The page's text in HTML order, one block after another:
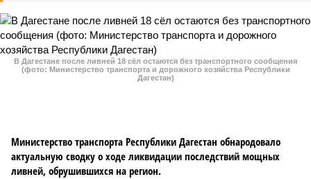
В Дагестане после ливней 18 сёл остаются без транспортного сообщения
(фото: Министерство транспорта и дорожного хозяйства Республики
Дагестан)
Министерство транспорта Республики Дагестан обнародовало
актуальную сводку о ходе ликвидации последствий мощных
ливней, обрушившихся на регион.